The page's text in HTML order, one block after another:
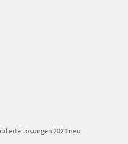
Lösungen 2024 neu